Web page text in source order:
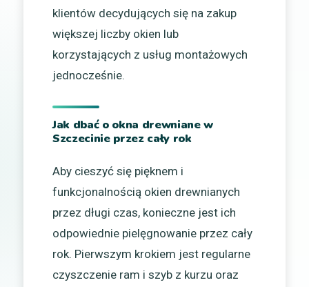
klientów decydujących się na zakup
większej liczby okien lub
korzystających z usług montażowych
jednocześnie.
Jak dbać o okna drewniane w
Szczecinie przez cały rok
Aby cieszyć się pięknem i
funkcjonalnością okien drewnianych
przez długi czas, konieczne jest ich
odpowiednie pielęgnowanie przez cały
rok. Pierwszym krokiem jest regularne
czyszczenie ram i szyb z kurzu oraz